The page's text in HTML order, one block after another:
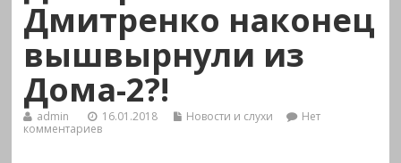
Дмитренко наконец
вышвырнули из
Дома-2?!
admin 16.01.2018 Новости и слухи
Нет
комментариев